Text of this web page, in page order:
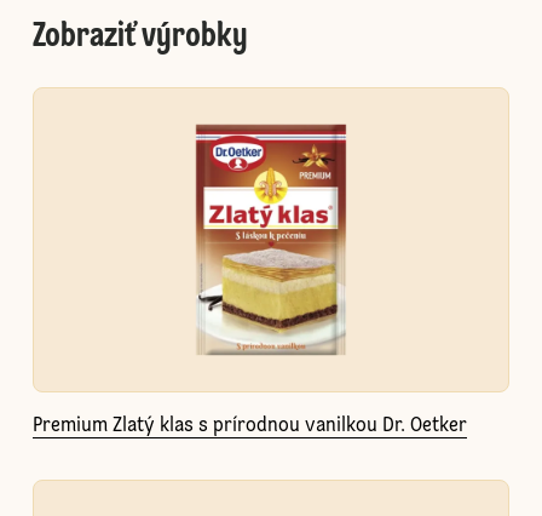
Zobraziť výrobky
Premium Zlatý klas s prírodnou vanilkou Dr. Oetker